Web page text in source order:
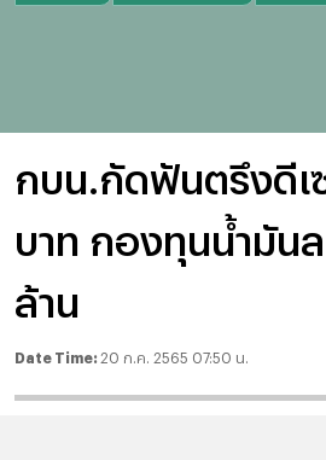
กบน.กัดฟันตรึงดีเ
บาท กองทุนน้ำมัน
ล้าน
Date Time: 20 ก.ค. 2565 07:50 น.